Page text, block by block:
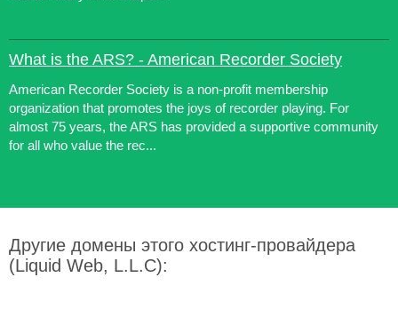
What is the ARS? - American Recorder Society
American Recorder Society is a non-profit membership
organization that promotes the joys of recorder playing. For
almost 75 years, the ARS has provided a supportive community
for all who value the rec...
Другие домены этого хостинг-провайдера
(Liquid Web, L.L.C):